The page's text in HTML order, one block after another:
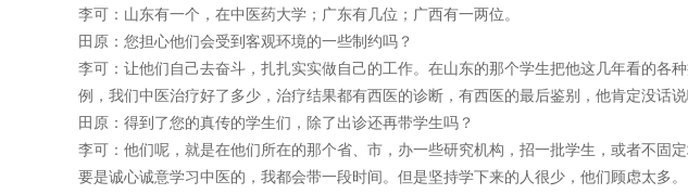
李可：山东有一个，在中医药大学；广东有几位；广西有一两位。
田原：您担心他们会受到客观环境的一些制约吗？
李可：让他们自己去奋斗，扎扎实实做自己的工作。在山东的那个学生把他这几年看的各
例，我们中医治疗好了多少，治疗结果都有西医的诊断，有西医的最后鉴别，他肯定没话说
田原：得到了您的真传的学生们，除了出诊还再带学生吗？
李可：他们呢，就是在他们所在的那个省、市，办一些研究机构，招一批学生，或者不固
要是诚心诚意学习中医的，我都会带一段时间。但是坚持学下来的人很少，他们顾虑太多